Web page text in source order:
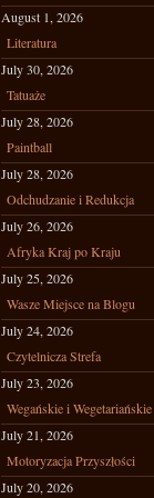
August 1, 2026
Literatura
July 30, 2026
Tatuaże
July 28, 2026
Paintball
July 28, 2026
Odchudzanie i Redukcja
July 26, 2026
Afryka Kraj po Kraju
July 25, 2026
Wasze Miejsce na Blogu
July 24, 2026
Czytelnicza Strefa
July 23, 2026
Wegańskie i
July 21, 2026
Motoryzacja Przyszłości
July 20, 2026